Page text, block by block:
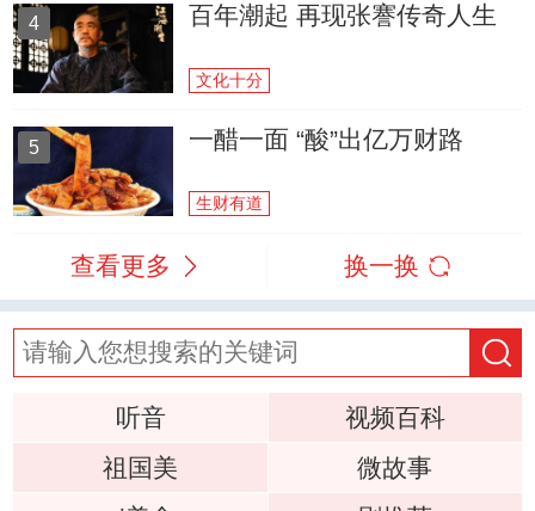
4 百年潮起 再现张謇传奇人生
文化十分
5 一醋一面 “酸”出亿万财路
生财有道
查看更多 换一换
听音
视频百科
祖国美
微故事